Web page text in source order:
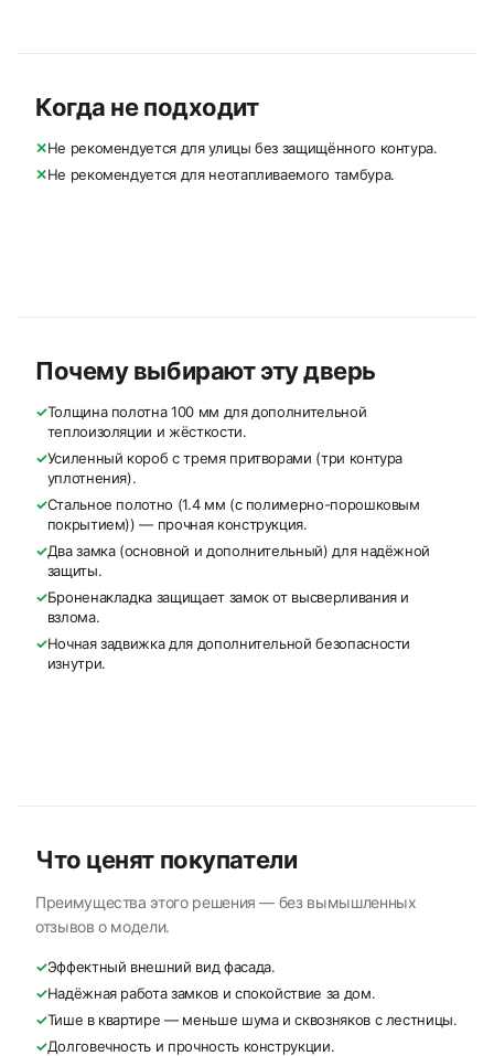
Когда не подходит
✕Не рекомендуется для улицы без защищённого контура.
✕Не рекомендуется для неотапливаемого тамбура.
Почему выбирают эту дверь
✓Толщина полотна 100 мм для дополнительной
теплоизоляции и жёсткости.
✓Усиленный короб с тремя притворами (три контура
уплотнения).
✓Стальное полотно (1.4 мм (с полимерно-порошковым
покрытием)) — прочная конструкция.
✓Два замка (основной и дополнительный) для надёжной
защиты.
✓Броненакладка защищает замок от высверливания и
взлома.
✓Ночная задвижка для дополнительной безопасности
изнутри.
Что ценят покупатели
Преимущества этого решения — без вымышленных
отзывов о модели.
✓Эффектный внешний вид фасада.
✓Надёжная работа замков и спокойствие за дом.
✓Тише в квартире — меньше шума и сквозняков с лестницы.
✓Долговечность и прочность конструкции.